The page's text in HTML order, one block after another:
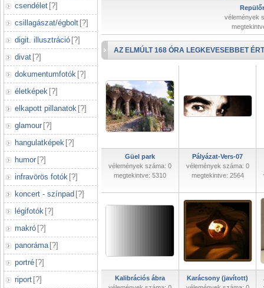
csendélet [?]
csillagászat/égbolt [?]
digit. illusztráció [?]
divat [?]
dokumentumfotók [?]
életképek [?]
elkapott pillanatok [?]
glamour [?]
hangulatképek [?]
humor [?]
infravörös fotók [?]
koncert - színpad [?]
légifotók [?]
makró [?]
panoráma [?]
portré [?]
riport [?]
vélemények
AZ ELMÚLT 168 ÓRA LEGKEVESEBBET
Güel park
vélemények száma: 0
megtekintve: 5310
Pályázat-Vers-07
vélemények száma: 0
megtekintve: 2564
Kalibrációs ábra
Karácsony (javított)